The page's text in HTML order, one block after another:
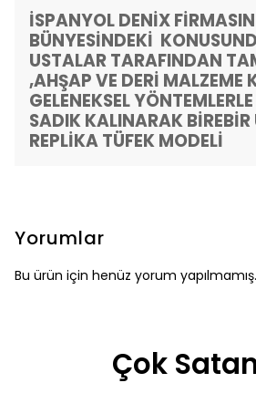
İSPANYOL DENİX
BÜNYESİNDEKİ
USTALAR TARAFINDAN
,AHŞAP VE DERİ MALZEME
GELENEKSEL
SADIK KALINARAK BİREBİR
REPLİKA TÜFEK MODELİ
Yorumlar
Bu ürün için henüz yorum yapılmamış.
Çok